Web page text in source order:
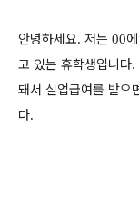
안녕하세요. 저는 00
고 있는 휴학생입니다.
돼서 실업급여를 받으
다.